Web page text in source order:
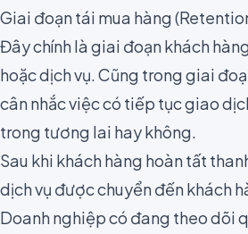
Giai đoạn tái mua hàng
Đây chính là giai đoạn khách
hoặc dịch vụ. Cũng trong giai
cân nhắc việc có tiếp tục giao
trong tương lai hay không.
Sau khi khách hàng hoàn tất
dịch vụ được chuyển đến khách
Doanh nghiệp có đang theo dõi